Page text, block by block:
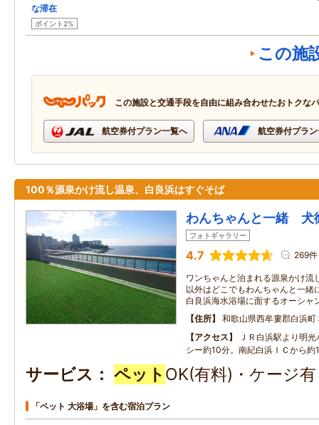
な滞在
ポイント2%
この施
この施設と交通手段を自由に組み合わせたおトクな
航空券付プラン一覧へ 航空券付プラ
100％源泉かけ流し温泉、白良浜はすぐそば
わんちゃんと一緒 犬
フォトギャラリー
4.7 269件
ワンちゃんと泊まれる源泉かけ流
以外はどこでもわんちゃんと一緒
白良浜海水浴場に面するオーシャ
住所
和歌山県西牟婁郡白浜
アクセス
ＪＲ白浜駅より明
シー約10分。南紀白浜ＩＣから約
サービス ペット OK(有料)・ケージ
「ペット 大浴場」を含む宿泊プラン